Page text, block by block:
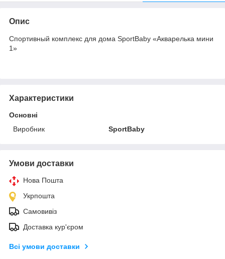
Опис
Спортивный комплекс для дома SportBaby «Акварелька мини
1»
Характеристики
Основні
Виробник
SportBaby
Умови доставки
Нова Пошта
Укрпошта
Самовивіз
Доставка кур'єром
Всі умови доставки